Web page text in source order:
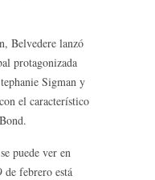
Belvedere lanzó
protagonizada
Sigman y
el característico
puede ver en
febrero está